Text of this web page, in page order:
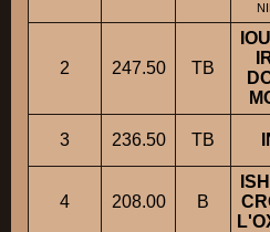
2 247.50 TB
3 236.50 TB
4 208.00 B